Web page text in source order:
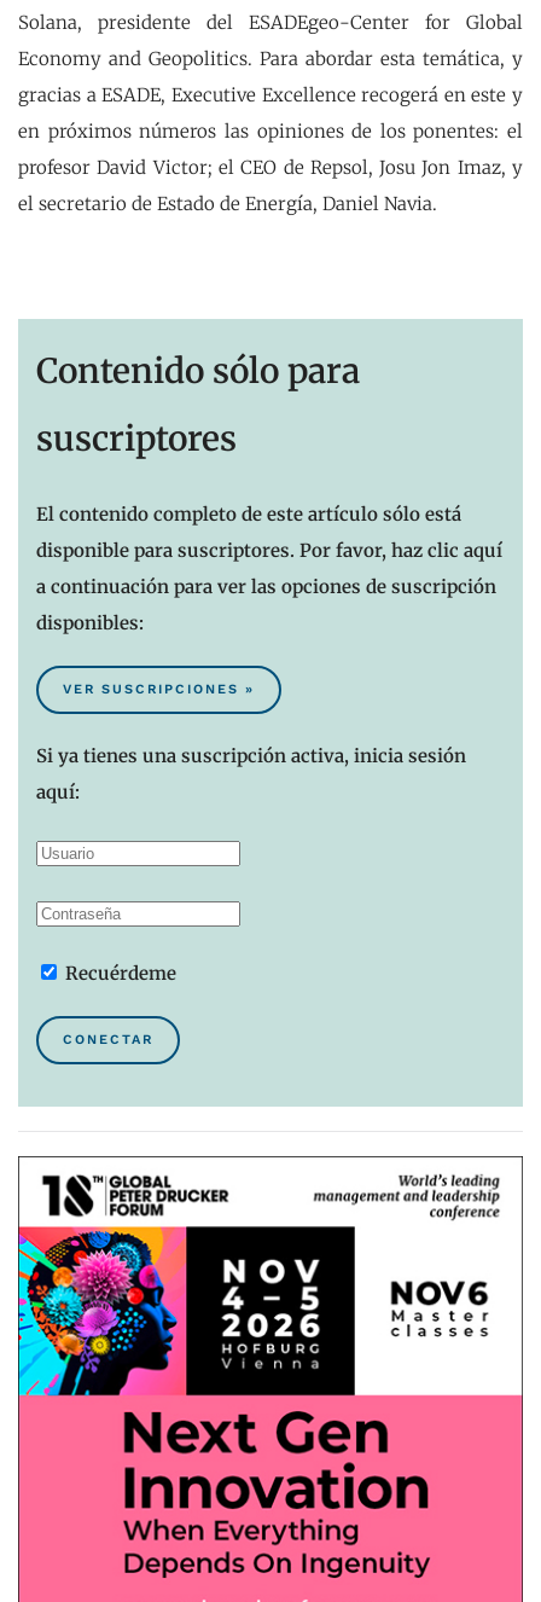
Solana, presidente del ESADEgeo-Center for Global
Economy and Geopolitics. Para abordar esta temática, y
gracias a ESADE, Executive Excellence recogerá en este y
en próximos números las opiniones de los ponentes: el
profesor David Victor; el CEO de Repsol, Josu Jon Imaz, y
el secretario de Estado de Energía, Daniel Navia.
Contenido sólo para
suscriptores
El contenido completo de este artículo sólo está
disponible para suscriptores. Por favor, haz clic aquí
a continuación para ver las opciones de suscripción
disponibles:
VER SUSCRIPCIONES »
Si ya tienes una suscripción activa, inicia sesión
aquí:
Recuérdeme
CONECTAR